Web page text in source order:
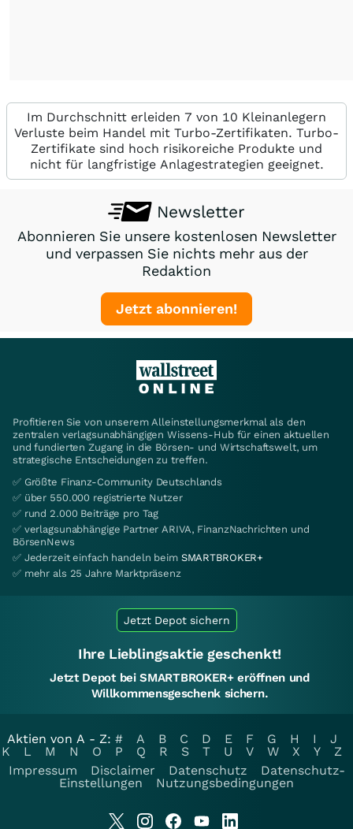
Im Durchschnitt erleiden 7 von 10 Kleinanlegern
Verluste beim Handel mit Turbo-Zertifikaten. Turbo-
Zertifikate sind hoch risikoreiche Produkte und
nicht für langfristige Anlagestrategien geeignet.
Newsletter
Abonnieren Sie unsere kostenlosen Newsletter
und verpassen Sie nichts mehr aus der
Redaktion
Jetzt abonnieren!
Profitieren Sie von unserem Alleinstellungsmerkmal als den
zentralen verlagsunabhängigen Wissens-Hub für einen aktuellen
und fundierten Zugang in die Börsen- und Wirtschaftswelt, um
strategische Entscheidungen zu treffen.
✅ Größte Finanz-Community Deutschlands
✅ über 550.000 registrierte Nutzer
✅ rund 2.000 Beiträge pro Tag
✅ verlagsunabhängige Partner ARIVA, FinanzNachrichten und
BörsenNews
✅ Jederzeit einfach handeln beim SMARTBROKER+
✅ mehr als 25 Jahre Marktpräsenz
Jetzt Depot sichern
Ihre Lieblingsaktie geschenkt!
Jetzt Depot bei SMARTBROKER+ eröffnen und
Willkommensgeschenk sichern.
Aktien von A - Z: # A B C D E F G H I
J
K
L M N O P Q R S T U V W X Y
Z
Impressum
Disclaimer Datenschutz
Datenschutz-
Einstellungen
Nutzungsbedingungen